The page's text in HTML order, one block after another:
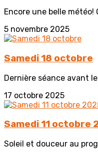
Encore une belle météo!
5 novembre 2025
Samedi 18 octobre
Dernière séance avant
17 octobre 2025
Samedi 11 octobre
Soleil et douceur au